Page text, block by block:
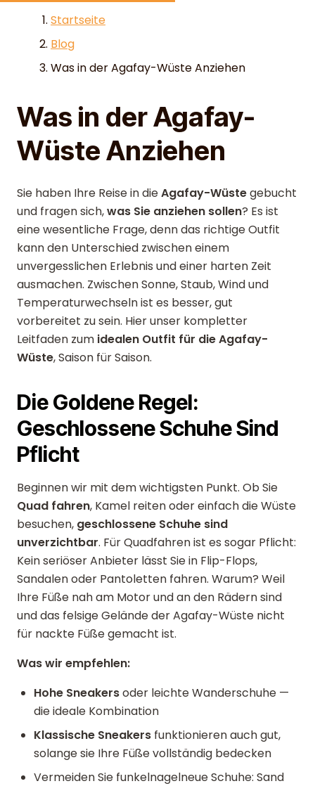
Skip to content
Startseite
Blog
Was in der Agafay-Wüste Anziehen
Was in der Agafay-
Wüste Anziehen
Sie haben Ihre Reise in dieAgafay-Wüstegebucht
und fragen sich,was Sie anziehen sollen? Es ist
eine wesentliche Frage, denn das richtige Outfit
kann den Unterschied zwischen einem
unvergesslichen Erlebnis und einer harten Zeit
ausmachen. Zwischen Sonne, Staub, Wind und
Temperaturwechseln ist es besser, gut
vorbereitet zu sein. Hier unser kompletter
Leitfaden zum idealen Outfit für die Agafay-
Wüste, Saison für Saison.
Die Goldene Regel:
Geschlossene Schuhe Sind
Pflicht
Beginnen wir mit dem wichtigsten Punkt. Ob Sie
Quad fahren, Kamel reiten oder einfach die Wüste
besuchen, geschlossene Schuhe sind
unverzichtbar. Für Quadfahren ist es sogar Pflicht:
Kein seriöser Anbieter lässt Sie in Flip-Flops,
Sandalen oder Pantoletten fahren. Warum? Weil
Ihre Füße nah am Motor und an den Rädern sind
und das felsige Gelände der Agafay-Wüste nicht
für nackte Füße gemacht ist.
Was wir empfehlen:
Hohe Sneakersoder leichte Wanderschuhe —
die ideale Kombination
Klassische Sneakers funktionieren auch gut,
solange sie Ihre Füße vollständig bedecken
Vermeiden Sie funkelnagelneue Schuhe: Sand